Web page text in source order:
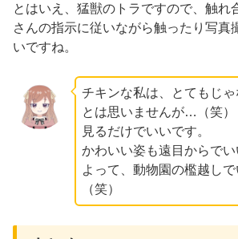
とはいえ、猛獣のトラですので、触れ
さんの指示に従いながら触ったり写真
いですね。
チキンな私は、とてもじ
とは思いませんが…（笑）
見るだけでいいです。
かわいい姿も遠目からでい
よって、動物園の檻越し
（笑）